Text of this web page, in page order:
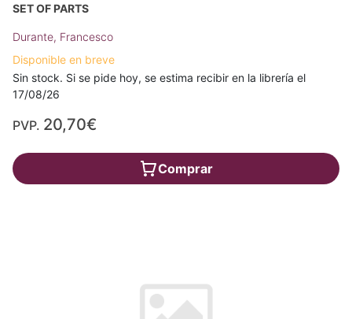
SET OF PARTS
Durante, Francesco
Disponible en breve
Sin stock. Si se pide hoy, se estima recibir en la librería el
17/08/26
PVP. 20,70€
Comprar